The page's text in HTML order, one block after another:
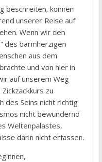
beschreiten, können
unserer Reise auf
Wenn wir den
des barmherzigen
aus dem
und von hier in
auf unserem Weg
zu
des Seins nicht richtig
nicht bewundernd
Weltenpalastes,
darin nicht erfassen.